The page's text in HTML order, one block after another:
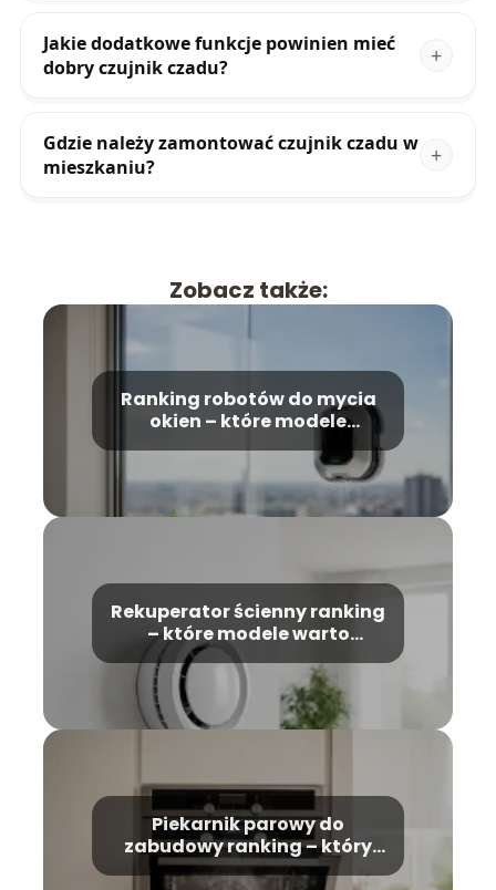
Jakie dodatkowe funkcje powinien mieć
dobry czujnik czadu?
Gdzie należy zamontować czujnik czadu w
mieszkaniu?
Zobacz także:
Ranking robotów do mycia
okien – które modele
Rekuperator ścienny ranking
– które modele warto
wybrać?
Piekarnik parowy do
zabudowy ranking – który
model wybrać?